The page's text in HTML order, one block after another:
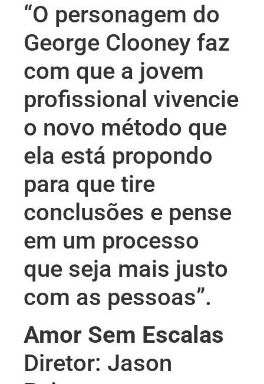
“O personagem do
George Clooney faz
com que a jovem
profissional vivencie
o novo método que
ela está propondo
para que tire
conclusões e pense
em um processo
que seja mais justo
com as pessoas”.
Amor Sem Escalas
Diretor: Jason